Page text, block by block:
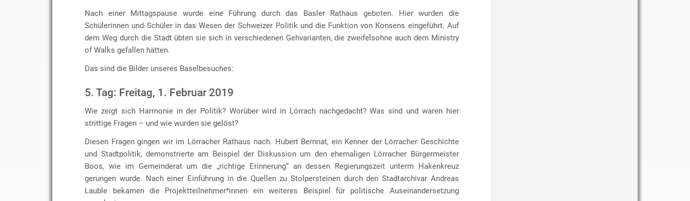
Nach einer Mittagspause wurde eine Führung durch das Basler Rathaus geboten. Hier wurden die
Schülerinnen und Schüler in das Wesen der Schweizer Politik und die Funktion von Konsens eingeführt. Auf
dem Weg durch die Stadt übten sie sich in verschiedenen Gehvarianten, die zweifelsohne auch dem Ministry
of Walks gefallen hätten.
Das sind die Bilder unseres Baselbesuches:
5. Tag: Freitag, 1. Februar 2019
Wie zeigt sich Harmonie in der Politik? Worüber wird in Lörrach nachgedacht? Was sind und waren hier
strittige Fragen – und wie wurden sie gelöst?
Diesen Fragen gingen wir im Lörracher Rathaus nach. Hubert Bernnat, ein Kenner der Lörracher Geschichte
und Stadtpolitik, demonstrierte am Beispiel der Diskussion um den ehemaligen Lörracher Bürgermeister
Boos, wie im Gemeinderat um die „richtige Erinnerung“ an dessen Regierungszeit unterm Hakenkreuz
gerungen wurde. Nach einer Einführung in die Quellen zu Stolpersteinen durch den Stadtarchivar Andreas
Lauble bekamen die Projektteilnehmer*innen ein weiteres Beispiel für politische Auseinandersetzung